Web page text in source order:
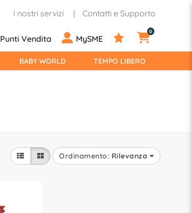
I nostri servizi Contatti e Supporto
Punti Vendita MySME
0
BABY WORLD TEMPO LIBERO
Ordinamento: Rilevanza